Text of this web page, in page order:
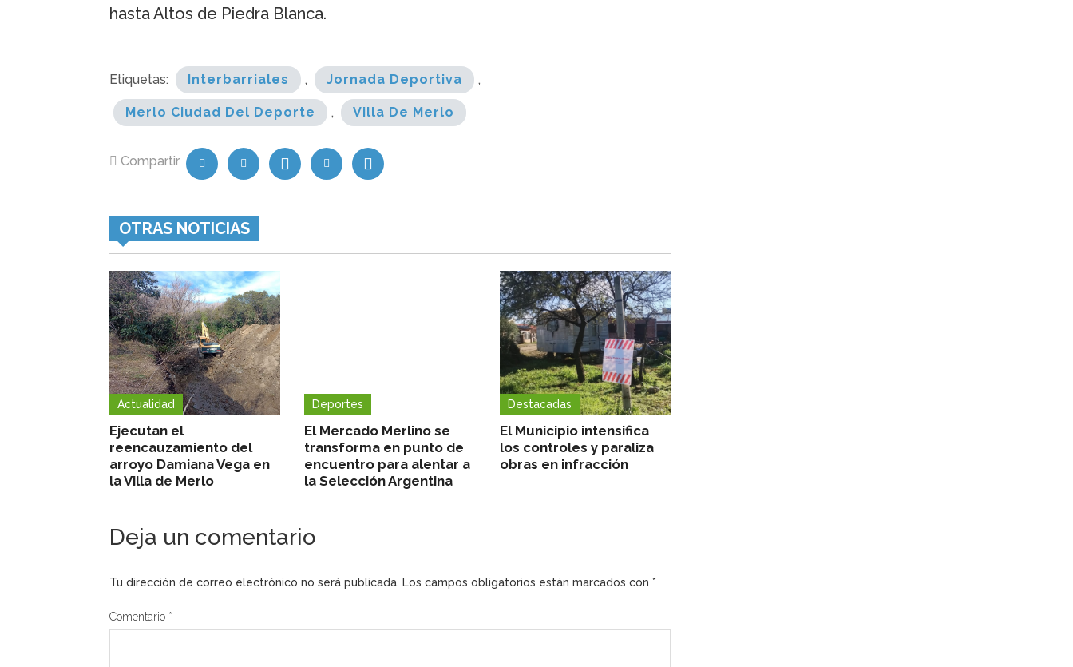
hasta Altos de Piedra Blanca.
Etiquetas: Interbarriales , Jornada Deportiva ,
Merlo Ciudad Del Deporte , Villa De Merlo
Compartir
OTRAS NOTICIAS
Actualidad
Ejecutan el
reencauzamiento del
arroyo Damiana Vega en
la Villa de Merlo
Deportes
El Mercado Merlino se
transforma en punto de
encuentro para alentar a
la Selección Argentina
Destacadas
El Municipio intensifica
los controles y paraliza
obras en infracción
Deja un comentario
Tu dirección de correo electrónico no será publicada. Los campos obligatorios están marcados con *
Comentario *